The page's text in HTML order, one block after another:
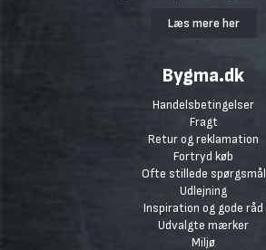
Læs mere her
Bygma.dk
Handelsbetingelser
Fragt
Retur og reklamation
Fortryd køb
Ofte stillede spørgsmål
Udlejning
Inspiration og gode råd
Udvalgte mærker
Miljø